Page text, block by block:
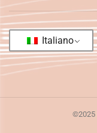
Italiano
©2025